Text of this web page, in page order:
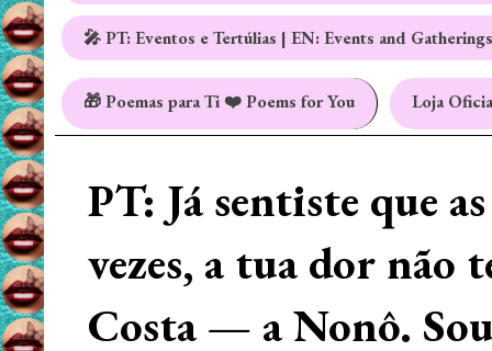
🎤 PT: Eventos e Tertúlias | EN: Events and Gatherings
🎁 Poemas para Ti ❤️ Poems for You Loja
PT: Já sentiste que
vezes, a tua dor não
Costa — a Nonô.